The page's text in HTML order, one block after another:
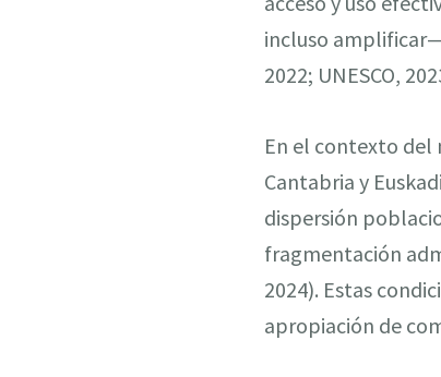
incluso amplificar—
2022; UNESCO,
En el contexto del
Cantabria y
dispersión
fragmentación
2024). Estas
apropiación de